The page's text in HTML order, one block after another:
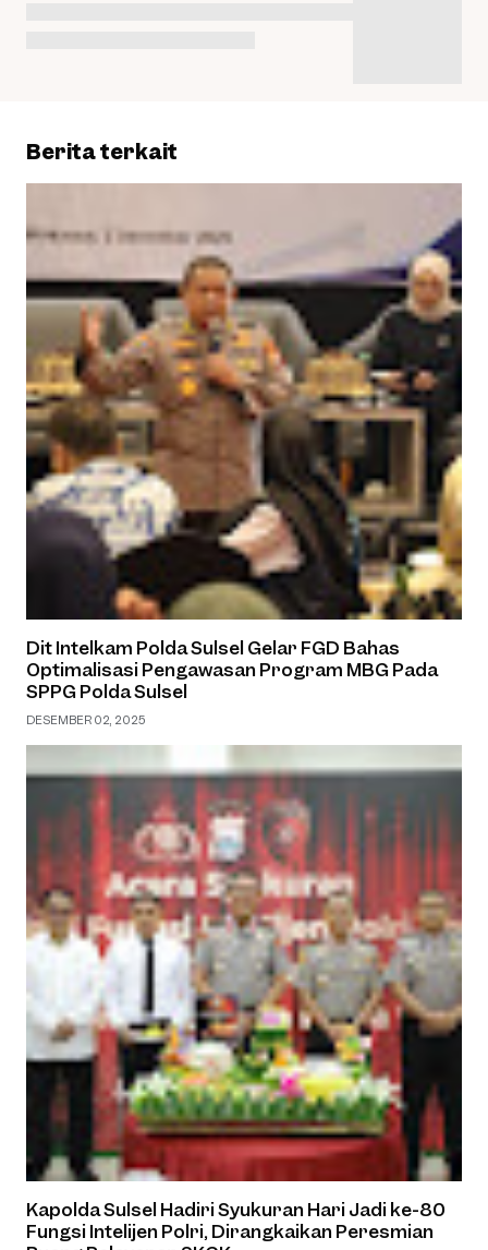
Berita terkait
Dit Intelkam Polda Sulsel Gelar FGD Bahas
Optimalisasi Pengawasan Program MBG Pada
SPPG Polda Sulsel
DESEMBER 02, 2025
Kapolda Sulsel Hadiri Syukuran Hari Jadi ke-80
Fungsi Intelijen Polri, Dirangkaikan Peresmian